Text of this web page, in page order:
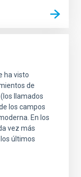
ha visto
de
llamados
los campos
En los
vez más
últimos